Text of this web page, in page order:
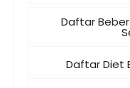
Daftar
Daftar Diet